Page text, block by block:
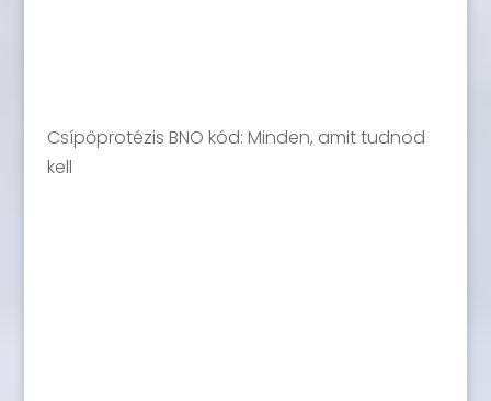
Csípőprotézis BNO kód: Minden, amit tudnod
kell